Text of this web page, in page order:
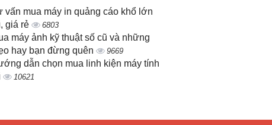
vấn mua máy in quảng cáo khổ lớn
giá rẻ
6803
máy ảnh kỹ thuật số cũ và những
hay bạn đừng quên
9669
dẫn chọn mua linh kiện máy tính
10621